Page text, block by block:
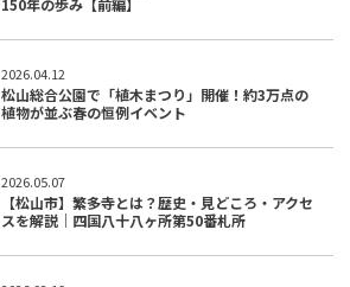
150年の歩み【前編】
2026.04.12
松山総合公園で「植木まつり」開催！約3万点の
植物が並ぶ春の恒例イベント
2026.05.07
【松山市】繁多寺とは？歴史・見どころ・アクセ
スを解説｜四国八十八ヶ所第50番札所